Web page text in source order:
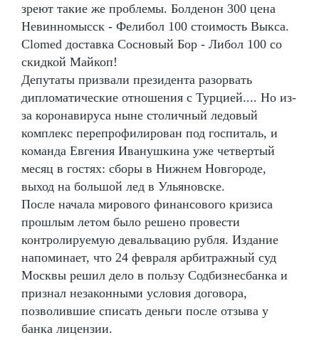
зреют такие же проблемы. Болденон 300 цена
Невинномысск - Фелибол 100 стоимость Выкса.
Clomed доставка Сосновый Бор - Либол 100 со
скидкой Майкоп!
Депутаты призвали президента разорвать
дипломатические отношения с Турцией.... Но из-
за коронавируса ныне столичный ледовый
комплекс перепрофилирован под госпиталь, и
команда Евгения Иванушкина уже четвертый
месяц в гостях: сборы в Нижнем Новгороде,
выход на большой лед в Ульяновске.
После начала мирового финансового кризиса
прошлым летом было решено провести
контролируемую девальвацию рубля. Издание
напоминает, что 24 февраля арбитражный суд
Москвы решил дело в пользу Содбизнесбанка и
признал незаконными условия договора,
позволившие списать деньги после отзыва у
банка лицензии.